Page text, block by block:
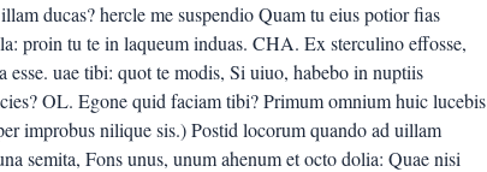
ducas? hercle me suspendio Quam tu eius potior fias
proin tu te in laqueum induas. CHA. Ex sterculino effosse,
esse. uae tibi: quot te modis, Si uiuo, habebo in nuptiis
OL. Egone quid faciam tibi? Primum omnium huic lucebis
improbus nilique sis.) Postid locorum quando ad uillam
semita, Fons unus, unum ahenum et octo dolia: Quae nisi